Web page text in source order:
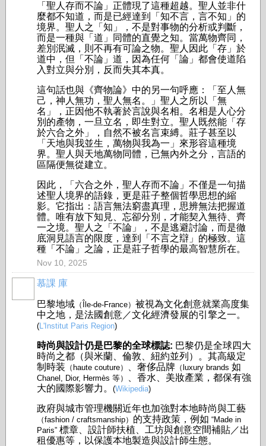
「聖人存而不論」正體現了這種超越。聖人並非什
麼都不知道，而是已經達到「知不言，言不知」的
境界。聖人之「知」，不是對事物的分析或判斷，
而是一種與「道」同體的直覺之知。當萬物齊同，
差別泯滅，則不再有可論之物。聖人因此「存」於
道中，但「不論」道，因為任何「論」都會使道陷
入對立與分別，反而失其本真。
這句話也與《齊物論》中的另一句呼應：「至人無
己，神人無功，聖人無名。」聖人之所以「無
名」，正因他不執著於言說與名相。名相是人心分
別的產物，一旦立名，即生對立。聖人既然能「存
於六合之外」，自然不被名言束縛。莊子甚至以
「天地與我並生，萬物與我為一」來形容這種境
界。聖人與天地萬物同體，已無內外之分，言語的
區隔便無從建立。
因此，「六合之外，聖人存而不論」不僅是一句描
述聖人境界的語錄，更是莊子整個哲學思想的縮
影。它指出：語言無法窮盡真理，思辨無法把握道
體。唯有放下知見、忘卻分別，才能契入無待、齊
一之境。聖人之「不論」，不是逃避討論，而是徹
底洞見語言的限度，達到「不言之辯」的極致。這
種「不論」之論，正是莊子哲學的最高智慧所在。
Nov 10, 2025
慕課 庫
巴黎地域 （Île-de-France） 被視為文化創意就業高度集
中之地，是法國創意／文化經濟發展的引擎之一。
(L'Institut Paris Region)
時尚與設計仍是巴黎的全球標誌: 巴黎仍是全球四大
時尚之都（與米蘭、倫敦、紐約並列）。其高級定
制時装 （haute couture） 、奢侈品牌 （luxury brands 如
Chanel, Dior, Hermès 等）
、香水、美妝產業，都保有強
大的國際影響力。 (Wikipedia)
政府與城市管理機關近年也加強對本地時尚與工藝
（fashion / craftsmanship） 的支持政策，例如 “Made in
Paris” 標章、設計師扶植、工坊與創意空間補貼／出
租優惠等，以保護本地製造與設計師生態。